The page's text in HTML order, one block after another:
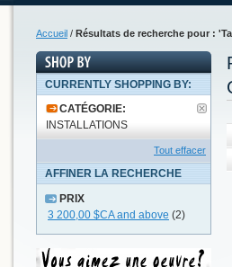
Accueil / Résultats de recherche pour :
CURRENTLY SHOPPING BY:
CATÉGORIE:
INSTALLATIONS
Tout effacer
AFFINER LA RECHERCHE
PRIX
3 200,00 $CAand above (2)